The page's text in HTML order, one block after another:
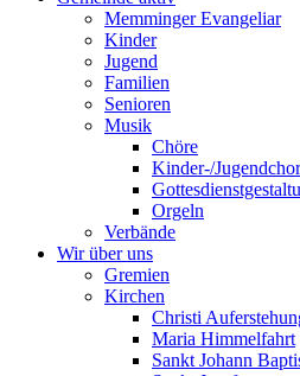
Memminger Evangeliar
Kinder
Jugend
Familien
Senioren
Musik
Chöre
Kinder-/Jugendchor
Orgeln
Verbände
Wir über uns
Gremien
Kirchen
Christi
Maria Himmelfahrt
Sankt Johann